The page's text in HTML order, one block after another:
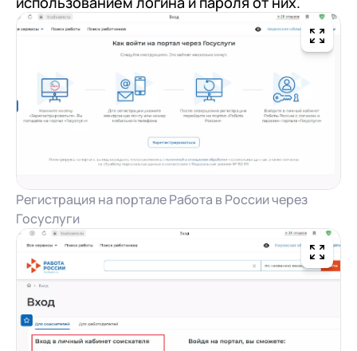
Регистрация на портале Работа в России через
Госуслуги